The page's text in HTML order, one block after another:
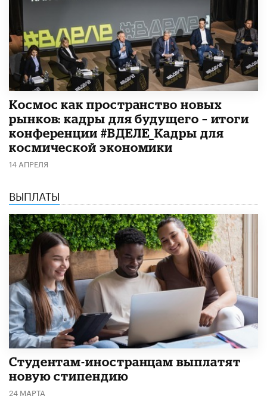
Космос как пространство новых
рынков: кадры для будущего – итоги
конференции #ВДЕЛЕ_Кадры для
космической экономики
14 АПРЕЛЯ
ВЫПЛАТЫ
Студентам-иностранцам выплатят
новую стипендию
24 МАРТА